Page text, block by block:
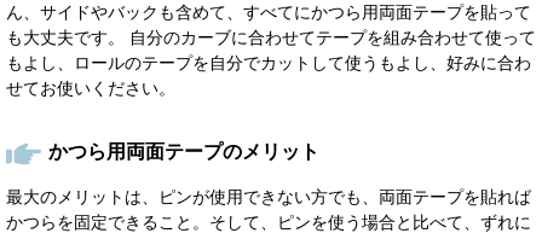
ん、サイドやバックも含めて、すべてにかつら用両面テープを貼って
も大丈夫です。 自分のカーブに合わせてテープを組み合わせて使って
もよし、ロールのテープを自分でカットして使うもよし、好みに合わ
せてお使いください。
かつら用両面テープのメリット
最大のメリットは、ピンが使用できない方でも、両面テープを貼れば
かつらを固定できること。そして、ピンを使う場合と比べて、ずれに